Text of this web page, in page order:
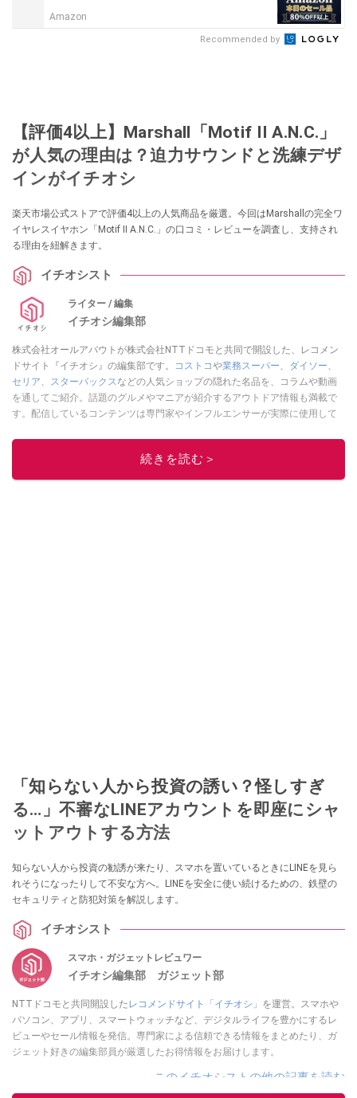
Amazon
Recommended by
【評価4以上】Marshall「Motif II A.N.C.」
が人気の理由は？迫力サウンドと洗練デザ
インがイチオシ
楽天市場公式ストアで評価4以上の人気商品を厳選。今回はMarshallの完全ワ
イヤレスイヤホン「Motif II A.N.C.」の口コミ・レビューを調査し、支持され
る理由を紐解きます。
イチオシスト
ライター / 編集
イチオシ編集部
株式会社オールアバウトが株式会社NTTドコモと共同で開設した、レコメン
ドサイト『イチオシ』の編集部です。
コストコや業務スーパー ダイソー
セリア
スターバックス などの人気ショップの隠れた名品を、コラムや動画
を通してご紹介。話題のグルメやマニアが紹介するアウトドア情報も満載で
す。配信しているコンテンツは専門家やインフルエンサーが実際に使用して
ニュースでフォロー
続きを読む＞
「知らない人から投資の誘い？怪しすぎ
る…」不審なLINEアカウントを即座にシャ
ットアウトする方法
知らない人から投資の勧誘が来たり、スマホを置いているときにLINEを見ら
れそうになったりして不安な方へ。LINEを安全に使い続けるための、鉄壁の
セキュリティと防犯対策を解説します。
イチオシスト
スマホ・ガジェットレビュワー
イチオシ編集部 ガジェット部
NTTドコモと共同開設した レコメンドサイト「イチオシ」 を運営。スマホや
パソコン、アプリ、スマートウォッチなど、デジタルライフを豊かにするレ
ビューやセール情報を発信。専門家による信頼できる情報をまとめたり、ガ
ジェット好きの編集部員が厳選したお得情報をお届けします。
このイチオシストの他の記事を読む